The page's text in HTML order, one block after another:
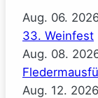
Aug. 06.
33. Weinfest
Aug. 08.
Aug. 12. 2026